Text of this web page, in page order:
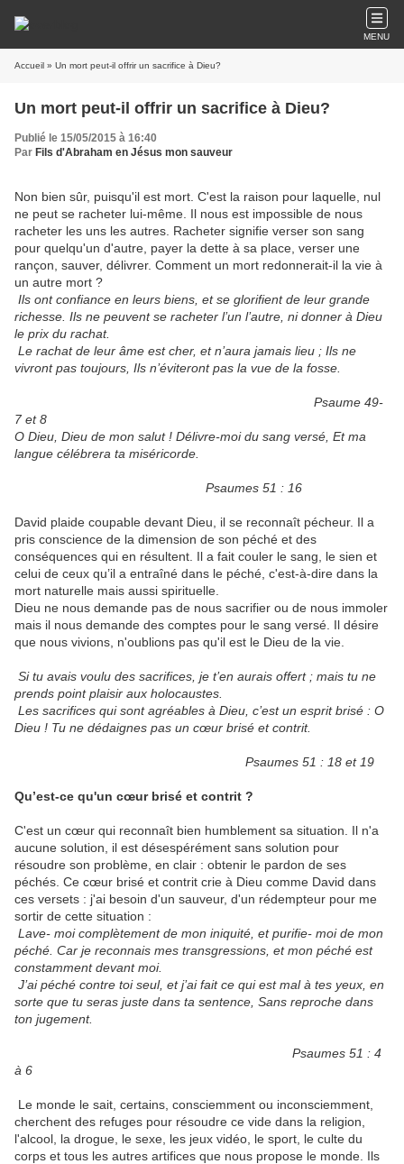
MENU
Accueil » Un mort peut-il offrir un sacrifice à Dieu?
Un mort peut-il offrir un sacrifice à Dieu?
Publié le 15/05/2015 à 16:40
Par Fils d'Abraham en Jésus mon sauveur
Non bien sûr, puisqu'il est mort. C'est la raison pour laquelle, nul
ne peut se racheter lui-même. Il nous est impossible de nous
racheter les uns les autres. Racheter signifie verser son sang
pour quelqu'un d'autre, payer la dette à sa place, verser une
rançon, sauver, délivrer. Comment un mort redonnerait-il la vie à
un autre mort ?
Ils ont confiance en leurs biens, et se glorifient de leur grande
richesse. Ils ne peuvent se racheter l’un l’autre, ni donner à Dieu
le prix du rachat.
Le rachat de leur âme est cher, et n’aura jamais lieu ; Ils ne
vivront pas toujours, Ils n’éviteront pas la vue de la fosse.
Psaume 49-
7 et 8
O Dieu, Dieu de mon salut ! Délivre-moi du sang versé, Et ma
langue célébrera ta miséricorde.
Psaumes 51 : 16
David plaide coupable devant Dieu, il se reconnaît pécheur. Il a
pris conscience de la dimension de son péché et des
conséquences qui en résultent. Il a fait couler le sang, le sien et
celui de ceux qu’il a entraîné dans le péché, c'est-à-dire dans la
mort naturelle mais aussi spirituelle.
Dieu ne nous demande pas de nous sacrifier ou de nous immoler
mais il nous demande des comptes pour le sang versé. Il désire
que nous vivions, n'oublions pas qu'il est le Dieu de la vie.
Si tu avais voulu des sacrifices, je t’en aurais offert ; mais tu ne
prends point plaisir aux holocaustes.
Les sacrifices qui sont agréables à Dieu, c’est un esprit brisé : O
Dieu ! Tu ne dédaignes pas un cœur brisé et contrit.
Psaumes 51 : 18 et 19
Qu’est-ce qu'un cœur brisé et contrit ?
C'est un cœur qui reconnaît bien humblement sa situation. Il n'a
aucune solution, il est désespérément sans solution pour
résoudre son problème, en clair : obtenir le pardon de ses
péchés. Ce cœur brisé et contrit crie à Dieu comme David dans
ces versets : j'ai besoin d'un sauveur, d'un rédempteur pour me
sortir de cette situation :
Lave- moi complètement de mon iniquité, et purifie- moi de mon
péché. Car je reconnais mes transgressions, et mon péché est
constamment devant moi.
J’ai péché contre toi seul, et j’ai fait ce qui est mal à tes yeux, en
sorte que tu seras juste dans ta sentence, Sans reproche dans
ton jugement.
Psaumes 51 : 4
à 6
Le monde le sait, certains, consciemment ou inconsciemment,
cherchent des refuges pour résoudre ce vide dans la religion,
l'alcool, la drogue, le sexe, les jeux vidéo, le sport, le culte du
corps et tous les autres artifices que nous propose le monde. Ils